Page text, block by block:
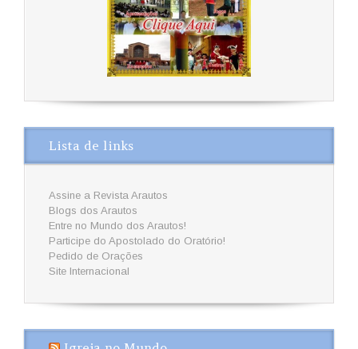
Lista de links
Assine a Revista Arautos
Blogs dos Arautos
Entre no Mundo dos Arautos!
Participe do Apostolado do Oratório!
Pedido de Orações
Site Internacional